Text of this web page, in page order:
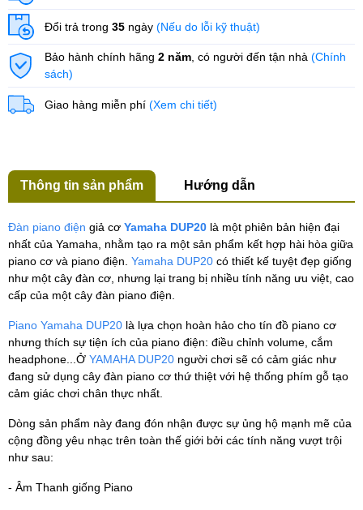
Đổi trả trong 35 ngày (Nếu do lỗi kỹ thuật)
Bảo hành chính hãng 2 năm , có người đến tận nhà (Chính
sách)
Giao hàng miễn phí (Xem chi tiết)
Thông tin sản phẩm Hướng dẫn
Đàn piano điện giả cơ Yamaha DUP20 là một phiên bản hiện đại
nhất của Yamaha, nhằm tạo ra một sản phẩm kết hợp hài hòa giữa
piano cơ và piano điện. Yamaha DUP20 có thiết kế tuyệt đẹp giống
như một cây đàn cơ, nhưng lại trang bị nhiều tính năng ưu việt, cao
cấp của một cây đàn piano điện.
Piano Yamaha DUP20 là lựa chọn hoàn hảo cho tín đồ piano cơ
nhưng thích sự tiện ích của piano điện: điều chỉnh volume, cắm
headphone...Ở YAMAHA DUP20 người chơi sẽ có cảm giác như
đang sử dụng cây đàn piano cơ thứ thiệt với hệ thống phím gỗ tạo
cảm giác chơi chân thực nhất.
Dòng sản phẩm này đang đón nhận được sự ủng hộ mạnh mẽ của
cộng đồng yêu nhạc trên toàn thế giới bởi các tính năng vượt trội
như sau:
- Âm Thanh giống Piano